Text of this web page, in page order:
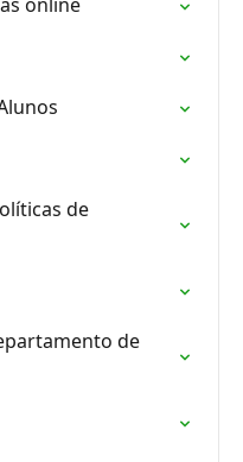
de
de